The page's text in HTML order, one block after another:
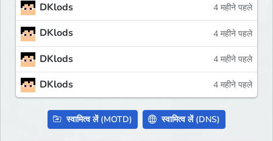
DKlods 4 महीने पहले
DKlods 4 महीने पहले
DKlods 4 महीने पहले
DKlods 4 महीने पहले
स्वामित्व लें (MOTD) स्वामित्व लें (DNS)